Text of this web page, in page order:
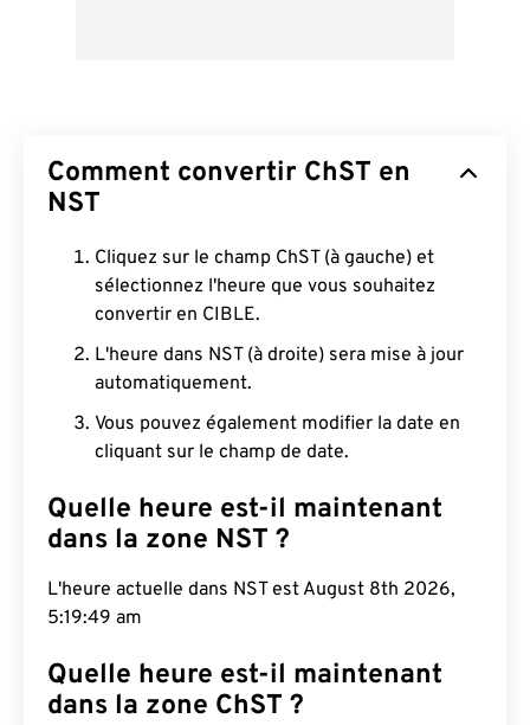
Comment convertir ChST en
NST
Cliquez sur le champ ChST (à gauche) et
sélectionnez l'heure que vous souhaitez
convertir en CIBLE.
L'heure dans NST (à droite) sera mise à jour
automatiquement.
Vous pouvez également modifier la date en
cliquant sur le champ de date.
Quelle heure est-il maintenant
dans la zone NST ?
L'heure actuelle dans NST est August 8th 2026,
5:19:50 am
Quelle heure est-il maintenant
dans la zone ChST ?